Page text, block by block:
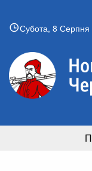
Субота, 8 Серпня